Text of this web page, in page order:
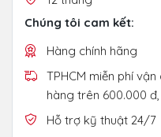
Chúng tôi cam kết:
Hàng chính hãng
TPHCM miễn phí
hàng trên 600.000
Hỗ trợ kỹ thuật 24/7